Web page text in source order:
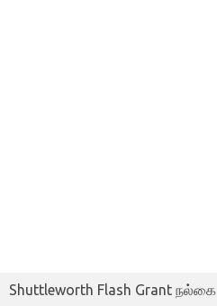
Shuttleworth Flash Grant நல்கை